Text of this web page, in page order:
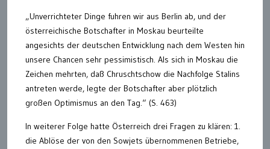
„Unverrichteter Dinge fuhren wir aus Berlin ab, und der
österreichische Botschafter in Moskau beurteilte
angesichts der deutschen Entwicklung nach dem Westen hin
unsere Chancen sehr pessimistisch. Als sich in Moskau die
Zeichen mehrten, daß Chruschtschow die Nachfolge Stalins
antreten werde, legte der Botschafter aber plötzlich
großen Optimismus an den Tag.“ (S. 463)
In weiterer Folge hatte Österreich drei Fragen zu klären: 1.
die Ablöse der von den Sowjets übernommenen Betriebe,